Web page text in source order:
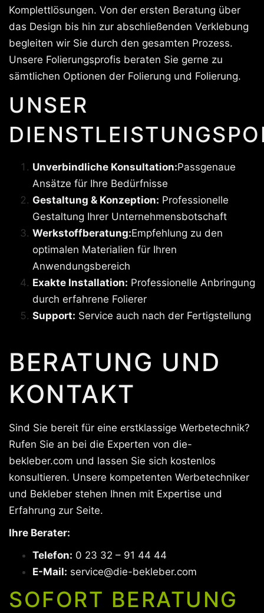
Komplettlösungen. Von der ersten Beratung über
das Design bis hin zur abschließenden Verklebung
begleiten wir Sie durch den gesamten Prozess.
Unsere Folierungsprofis beraten Sie gerne zu
sämtlichen Optionen der Folierung und Folierung.
UNSER
Unverbindliche Konsultation:Passgenaue
Ansätze für Ihre Bedürfnisse
Gestaltung & Konzeption: Professionelle
Gestaltung Ihrer Unternehmensbotschaft
Werkstoffberatung:Empfehlung zu den
optimalen Materialien für Ihren
Anwendungsbereich
Exakte Installation: Professionelle Anbringung
durch erfahrene Folierer
Support: Service auch nach der Fertigstellung
BERATUNG UND
KONTAKT
Sind Sie bereit für eine erstklassige Werbetechnik?
Rufen Sie an bei die Experten von die-
bekleber.com und lassen Sie sich kostenlos
konsultieren. Unsere kompetenten Werbetechniker
und Bekleber stehen Ihnen mit Expertise und
Erfahrung zur Seite.
Ihre Berater:
Telefon: 0 23 32 – 91 44 44
E-Mail: service@die-bekleber.com
SOFORT BERATUNG